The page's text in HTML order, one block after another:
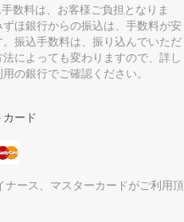
数料は、お客様ご負担となりま
ほ銀行からの振込は、手数料が安
。振込手数料は、振り込んでいただ
法によっても変わりますので、詳し
の銀行でご確認ください。
ード
ナース、マスターカードがご利用頂